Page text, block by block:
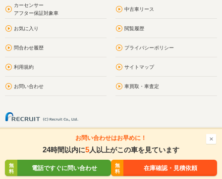
カーセンサー
アフター保証対象車
中古車リース
お気に入り 閲覧履歴
問合わせ履歴 プライバシーポリシー
利用規約 サイトマップ
お問い合わせ 車買取・車査定
無
料
電話する
無
料
在庫確認・見積依頼
お問い合わせはお早めに！
24時間以内に5人以上がこの車を見ています
無
料
電話ですぐに問い合わせ
無
料
在庫確認・見積依頼